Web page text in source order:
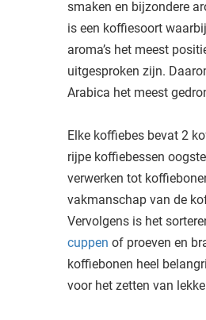
smaken en bijzondere
is een koffiesoort
aroma’s het meest
uitgesproken zijn.
Arabica het meest
Elke koffiebes bevat 2
rijpe koffiebessen
verwerken tot
vakmanschap van de
Vervolgens is het
cuppen of proeven en
koffiebonen heel
voor het zetten van